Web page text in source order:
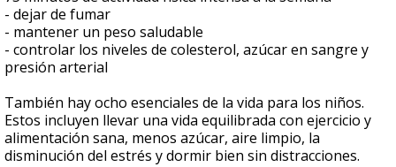
- dejar de fumar
- mantener un peso saludable
- controlar los niveles de colesterol, azúcar en sangre y
presión arterial
También hay ocho esenciales de la vida para los niños.
Estos incluyen llevar una vida equilibrada con ejercicio y
alimentación sana, menos azúcar, aire limpio, la
disminución del estrés y dormir bien sin distracciones.